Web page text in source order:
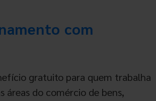
com
gratuito para quem trabalha
áreas do comércio de bens,